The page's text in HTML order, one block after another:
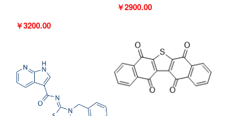
￥3200.00
￥2900.00